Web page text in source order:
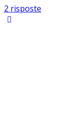
2 risposte